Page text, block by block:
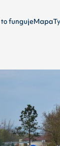
fungujeMapa